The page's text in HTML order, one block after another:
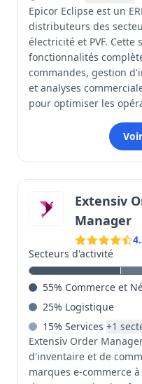
Epicor Eclipse est un
distributeurs des
électricité et PVF. Cette
fonctionnalités
commandes, gestion
et analyses
pour optimiser les
Extensiv
Manager
Secteurs d'activité
55% Commerce et
25% Logistique
15% Services +1
Extensiv Order
d'inventaire et de
marques e-commerce